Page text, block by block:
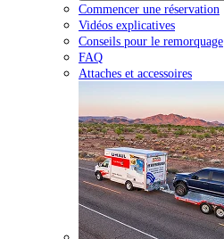
Commencer une réservation
Vidéos explicatives
Conseils pour le remorquage
FAQ
Attaches et accessoires